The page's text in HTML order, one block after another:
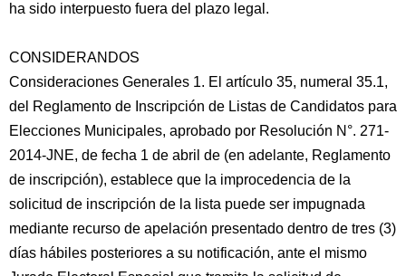
ha sido interpuesto fuera del plazo legal.
CONSIDERANDOS
Consideraciones Generales 1. El artículo 35, numeral 35.1,
del Reglamento de Inscripción de Listas de Candidatos para
Elecciones Municipales, aprobado por Resolución N°. 271-
2014-JNE, de fecha 1 de abril de (en adelante, Reglamento
de inscripción), establece que la improcedencia de la
solicitud de inscripción de la lista puede ser impugnada
mediante recurso de apelación presentado dentro de tres (3)
días hábiles posteriores a su notificación, ante el mismo